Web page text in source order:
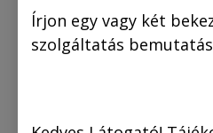
Írjon egy vagy két
szolgáltatás